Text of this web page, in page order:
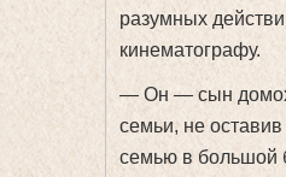
разумных
кинематографу.
— Он — сын
семьи, не
семью в большой